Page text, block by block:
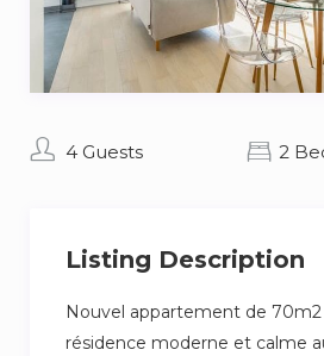
4 Guests 2
Listing Description
Nouvel appartement de 70m2
résidence moderne et calme